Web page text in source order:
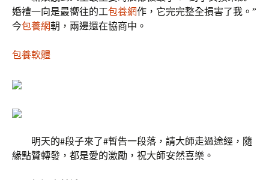
婚禮一向是最嚮往的工包養網作，它完完整全損害了我。”
今包養網朝，兩邊還在協商中。
包養軟體
明天的#段子來了#暫告一段落，請大師走過途經，隨
緣點贊轉發，都是愛的激勵，祝大師安然喜樂。